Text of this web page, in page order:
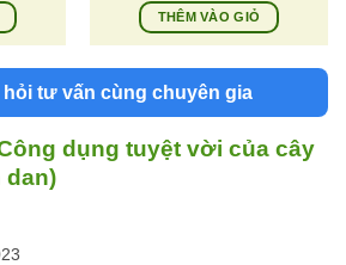
VND.
THÊM VÀO GIỎ
tư vấn cùng chuyên gia
dụng tuyệt vời của cây
dan)